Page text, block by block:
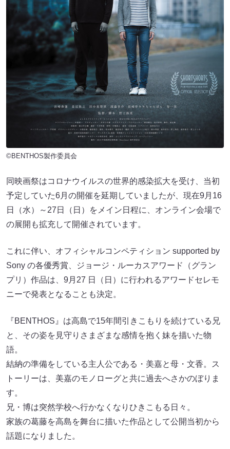
©BENTHOS製作委員会
同映画祭はコロナウイルスの世界的感染拡大を受け、当初
予定していた6月の開催を延期していましたが、現在9月16
日（水）～27日（日）をメイン日程に、オンライン会場で
の展開も拡充して開催されています。
これに伴い、オフィシャルコンペティション supported by
Sony の各優秀賞、ジョージ・ルーカスアワード（グラン
プリ）作品は、9月27 日（日）に行われるアワードセレモ
ニーで発表となることも決定。
『BENTHOS』は高島で15年間引きこもりを続けている兄
と、その姿を見守りさまざまな感情を抱く妹を描いた物
語。
結納の準備をしている主人公である・美嘉と母・文香。ス
トーリーは、美嘉のモノローグと共に過去へさかのぼりま
す。
兄・博は突然学校へ行かなくなりひきこもる日々。
家族の葛藤を高島を舞台に描いた作品として公開当初から
話題になりました。